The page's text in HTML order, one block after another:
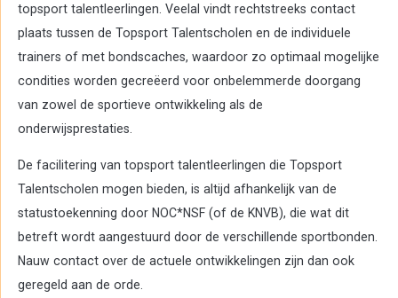
topsport talentleerlingen. Veelal vindt rechtstreeks contact
plaats tussen de Topsport Talentscholen en de individuele
trainers of met bondscaches, waardoor zo optimaal mogelijke
condities worden gecreëerd voor onbelemmerde doorgang
van zowel de sportieve ontwikkeling als de
onderwijsprestaties.
De facilitering van topsport talentleerlingen die Topsport
Talentscholen mogen bieden, is altijd afhankelijk van de
statustoekenning door NOC*NSF (of de KNVB), die wat dit
betreft wordt aangestuurd door de verschillende sportbonden.
Nauw contact over de actuele ontwikkelingen zijn dan ook
geregeld aan de orde.